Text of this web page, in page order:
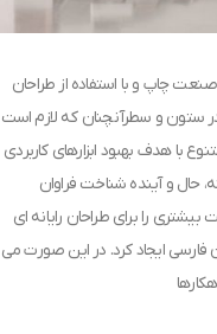
چاپ و با استفاده از طراحان
ستون و سطرآنچنان که لازم است
با هدف بهبود ابزارهای کاربردی
و آینده شناخت فراوان
را برای طراحان رایانه ای
ایجاد کرد. در این صورت می